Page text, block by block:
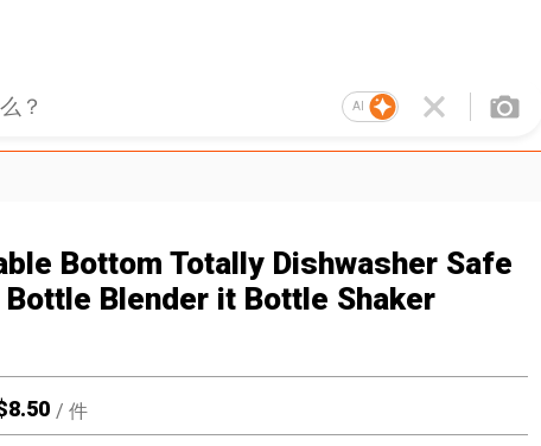
AI
Bottom Totally Dishwasher Safe
Bottle Blender it Bottle Shaker
8.50 / 件